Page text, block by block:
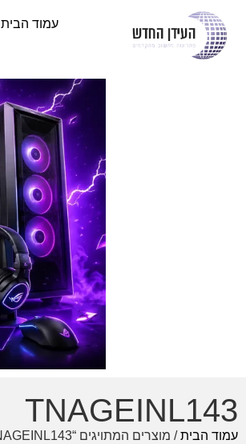
עמוד הבית
TNAGEINL143
עמוד הבית/ מוצרים המתויגים “TNAGEINL143”